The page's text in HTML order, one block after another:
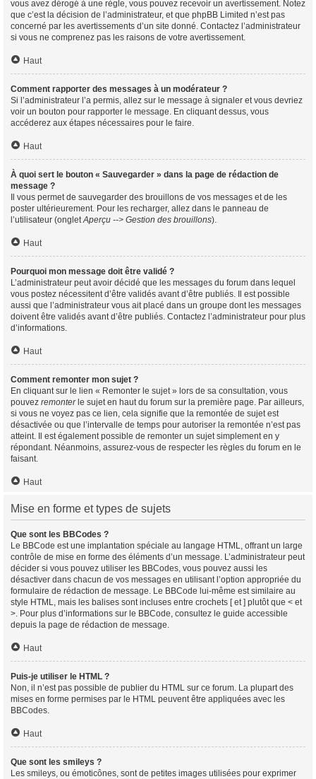
vous avez dérogé à une règle, vous pouvez recevoir un avertissement. Notez
que c’est la décision de l’administrateur, et que phpBB Limited n’est pas
concerné par les avertissements d’un site donné. Contactez l’administrateur
si vous ne comprenez pas les raisons de votre avertissement.
Haut
Comment rapporter des messages à un modérateur ?
Si l’administrateur l’a permis, allez sur le message à signaler et vous devriez
voir un bouton pour rapporter le message. En cliquant dessus, vous
accéderez aux étapes nécessaires pour le faire.
Haut
À quoi sert le bouton « Sauvegarder » dans la page de rédaction de
message ?
Il vous permet de sauvegarder des brouillons de vos messages et de les
poster ultérieurement. Pour les recharger, allez dans le panneau de
l’utilisateur (ongletAperçu --> Gestion des brouillons).
Haut
Pourquoi mon message doit être validé ?
L’administrateur peut avoir décidé que les messages du forum dans lequel
vous postez nécessitent d’être validés avant d’être publiés. Il est possible
aussi que l’administrateur vous ait placé dans un groupe dont les messages
doivent être validés avant d’être publiés. Contactez l’administrateur pour plus
d’informations.
Haut
Comment remonter mon sujet ?
En cliquant sur le lien « Remonter le sujet » lors de sa consultation, vous
pouvez remonterle sujet en haut du forum sur la première page. Par ailleurs,
si vous ne voyez pas ce lien, cela signifie que la remontée de sujet est
désactivée ou que l’intervalle de temps pour autoriser la remontée n’est pas
atteint. Il est également possible de remonter un sujet simplement en y
répondant. Néanmoins, assurez-vous de respecter les règles du forum en le
faisant.
Haut
Mise en forme et types de sujets
Que sont les BBCodes ?
Le BBCode est une implantation spéciale au langage HTML, offrant un large
contrôle de mise en forme des éléments d’un message. L’administrateur peut
décider si vous pouvez utiliser les BBCodes, vous pouvez aussi les
désactiver dans chacun de vos messages en utilisant l’option appropriée du
formulaire de rédaction de message. Le BBCode lui-même est similaire au
style HTML, mais les balises sont incluses entre crochets [ et ] plutôt que < et
>. Pour plus d’informations sur le BBCode, consultez le guide accessible
depuis la page de rédaction de message.
Haut
Puis-je utiliser le HTML ?
Non, il n’est pas possible de publier du HTML sur ce forum. La plupart des
mises en forme permises par le HTML peuvent être appliquées avec les
BBCodes.
Haut
Que sont les smileys ?
Les smileys, ou émoticônes, sont de petites images utilisées pour exprimer